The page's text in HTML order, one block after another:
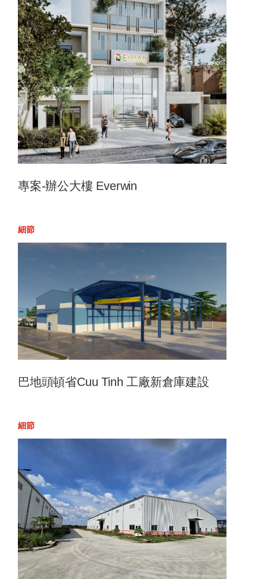
專案-辦公大樓 Everwin
細節
巴地頭頓省Cuu Tinh 工廠新倉庫建設
細節